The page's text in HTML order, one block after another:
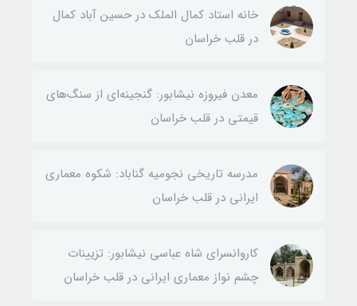
خانه استاد کمال الملک در حسین آباد کمال
در قلب خراسان
معدن فیروزه نیشابور: گنجینه‌ای از سنگ‌های
قیمتی در قلب خراسان
مدرسه تاریخی نجومیه گناباد: شکوه معماری
ایرانی در قلب خراسان
کاروانسرای شاه عباسی نیشابور: تزیینات
چشم نواز معماری ایرانی در قلب خراسان